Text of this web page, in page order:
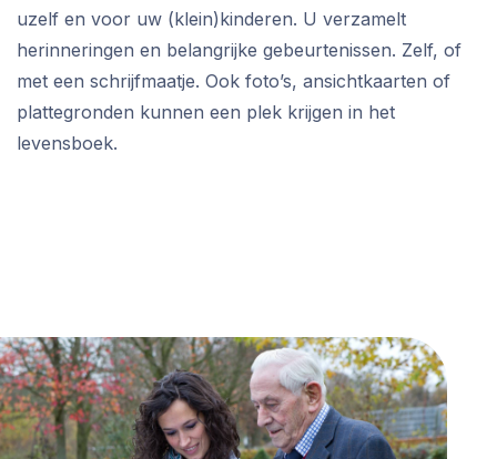
uzelf en voor uw (klein)kinderen. U verzamelt
herinneringen en belangrijke gebeurtenissen. Zelf, of
met een schrijfmaatje. Ook foto’s, ansichtkaarten of
plattegronden kunnen een plek krijgen in het
levensboek.